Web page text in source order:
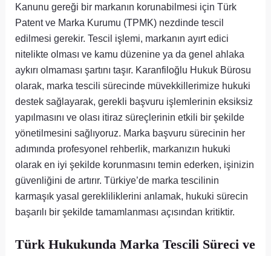
Kanunu gereği bir markanın korunabilmesi için Türk
Patent ve Marka Kurumu (TPMK) nezdinde tescil
edilmesi gerekir. Tescil işlemi, markanın ayırt edici
nitelikte olması ve kamu düzenine ya da genel ahlaka
aykırı olmaması şartını taşır. Karanfiloğlu Hukuk Bürosu
olarak, marka tescili sürecinde müvekkillerimize hukuki
destek sağlayarak, gerekli başvuru işlemlerinin eksiksiz
yapılmasını ve olası itiraz süreçlerinin etkili bir şekilde
yönetilmesini sağlıyoruz. Marka başvuru sürecinin her
adımında profesyonel rehberlik, markanızın hukuki
olarak en iyi şekilde korunmasını temin ederken, işinizin
güvenliğini de artırır. Türkiye’de marka tescilinin
karmaşık yasal gerekliliklerini anlamak, hukuki sürecin
başarılı bir şekilde tamamlanması açısından kritiktir.
Türk Hukukunda Marka Tescili Süreci ve